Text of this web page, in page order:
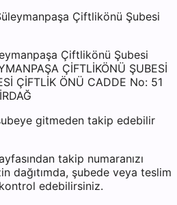
Çiftlikönü Şubesi
Çiftlikönü Şubesi
ÇİFTLİKÖNÜ ŞUBESİ
ÇİFTLİK ÖNÜ CADDE No: 51
gitmeden takip edebilir
takip numaranızı
dağıtımda, şubede veya teslim
edebilirsiniz.